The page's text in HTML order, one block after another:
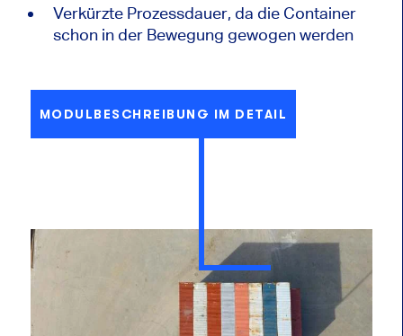
Verkürzte Prozessdauer, da die Container
schon in der Bewegung gewogen werden
MODULBESCHREIBUNG IM DETAIL